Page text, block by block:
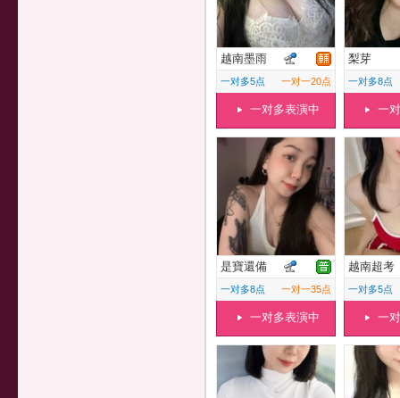
越南墨雨
一对多5点 一对一20点
一对多表演中
梨芽
一对多8点
一
是寶還備
一对多8点 一对一35点
一对多表演中
越南超考
一对多5点
一